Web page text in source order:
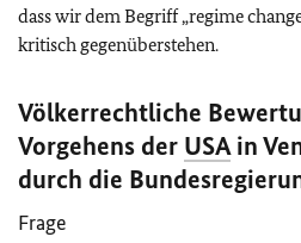
dass wir dem Begriff „regime
kritisch gegenüberstehen.
Völkerrechtliche
Vorgehens der USAin
durch die
Frage